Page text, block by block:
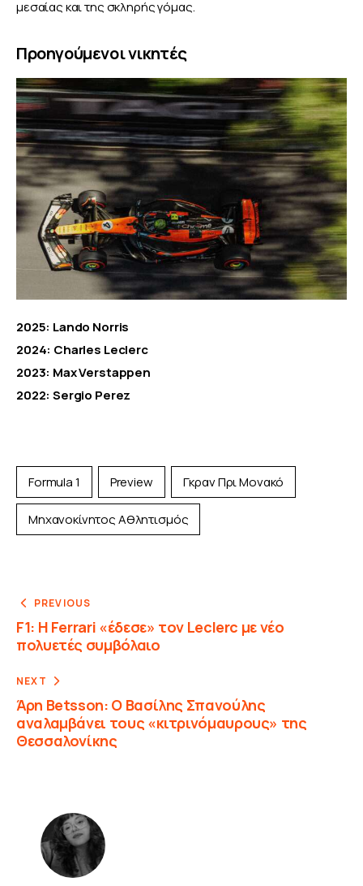
μεσαίας και της σκληρής γόμας.
Προηγούμενοι νικητές
2025: Lando Norris
2024: Charles Leclerc
2023: Max Verstappen
2022: Sergio Perez
Formula 1 Preview Γκραν Πρι Μονακό
Μηχανοκίνητος Αθλητισμός
PREVIOUS
F1: Η Ferrari «έδεσε» τον Leclerc με νέο
πολυετές συμβόλαιο
NEXT
Άρη Betsson: Ο Βασίλης Σπανούλης
αναλαμβάνει τους «κιτρινόμαυρους» της
Θεσσαλονίκης